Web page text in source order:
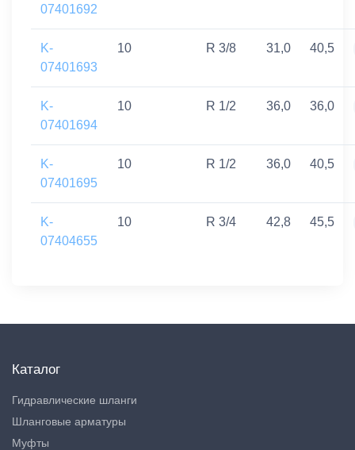
07401692
K-
07401693
10 R 3/8 31,0 40,5
K-
07401694
10 R 1/2 36,0 36,0
K-
07401695
10 R 1/2 36,0 40,5
K-
07404655
10 R 3/4 42,8 45,5
Каталог
Гидравлические шланги
Шланговые арматуры
Муфты